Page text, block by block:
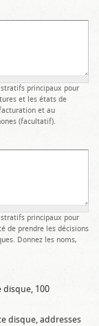
principaux pour
et les états de
et au
(facultatif).
principaux pour
de prendre les décisions
Donnez les noms,
disque, 100
disque, addresses